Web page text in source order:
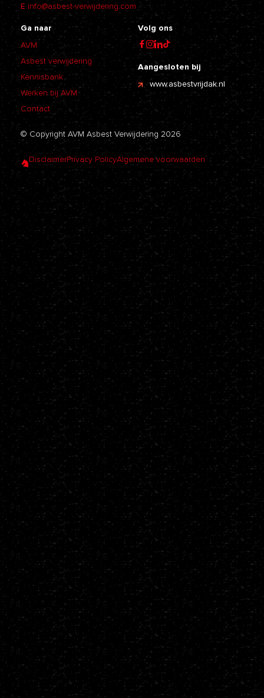
E info@asbest-verwijdering.com
Ga naar
AVM
Asbest verwijdering
Kennisbank
Werken bij AVM
Contact
Volg ons
Aangesloten bij
www.asbestvrijdak.nl
© Copyright AVM Asbest Verwijdering 2026
DisclaimerPrivacy PolicyAlgemene voorwaarden